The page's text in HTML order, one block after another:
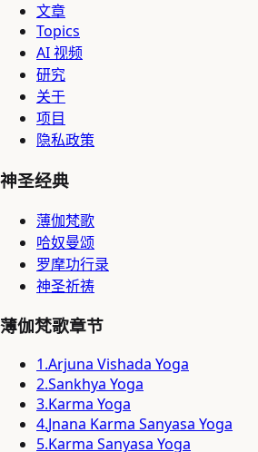
文章
Topics
AI 视频
研究
关于
项目
隐私政策
神圣经典
薄伽梵歌
哈奴曼颂
罗摩功行录
神圣祈祷
薄伽梵歌章节
1.Arjuna Vishada Yoga
2.Sankhya Yoga
3.Karma Yoga
4.Jnana Karma Sanyasa Yoga
5.Karma Sanyasa Yoga